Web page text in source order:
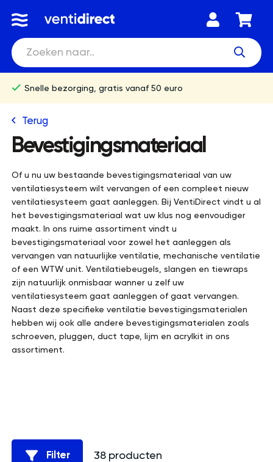
Snelle bezorging, gratis vanaf 50 euro
Terug
Bevestigingsmateriaal
Of u nu uw bestaande bevestigingsmateriaal van uw
ventilatiesysteem wilt vervangen of een compleet nieuw
ventilatiesysteem gaat aanleggen. Bij VentiDirect vindt u al
het bevestigingsmateriaal wat uw klus nog eenvoudiger
maakt. In ons ruime assortiment vindt u
bevestigingsmateriaal voor zowel het aanleggen als
vervangen van natuurlijke ventilatie, mechanische ventilatie
of een WTW unit. Ventilatiebeugels, slangen en tiewraps
zijn natuurlijk onmisbaar wanner u zelf uw
ventilatiesysteem gaat aanleggen of gaat vervangen.
Naast deze specifieke ventilatie bevestigingsmaterialen
hebben wij ook alle andere bevestigingsmaterialen zoals
schroeven, pluggen, duct tape, lijm en acrylkit in ons
assortiment.
Filter 38 producten